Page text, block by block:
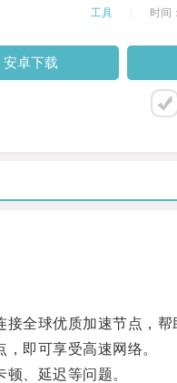
工具 时间
安卓下载
球优质加速节点，帮
即可享受高速网络。
、延迟等问题。